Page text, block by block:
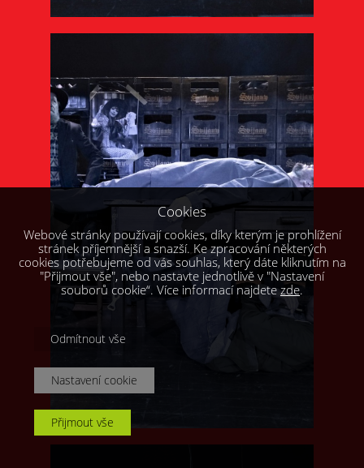
Cookies
Webové stránky používají cookies, díky kterým je prohlížení
stránek příjemnější a snazší. Ke zpracování některých
cookies potřebujeme od vás souhlas, který dáte kliknutím na
"Přijmout vše", nebo nastavte jednotlivě v "Nastavení
souborů cookie“. Více informací najdetezde.
Odmítnout vše
Nastavení cookie
Přijmout vše